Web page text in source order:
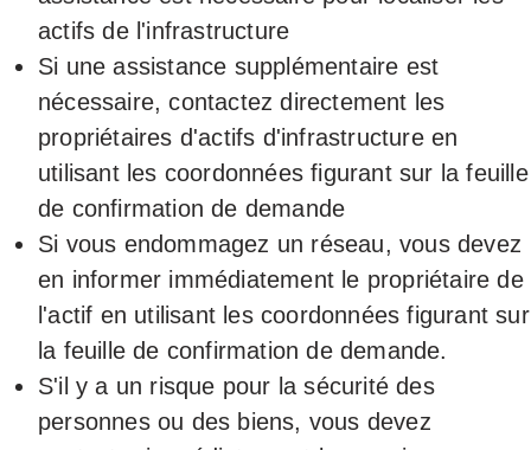
actifs de l'infrastructure
Si une assistance supplémentaire est
nécessaire, contactez directement les
propriétaires d'actifs d'infrastructure en
utilisant les coordonnées figurant sur la feuille
de confirmation de demande
Si vous endommagez un réseau, vous devez
en informer immédiatement le propriétaire de
l'actif en utilisant les coordonnées figurant sur
la feuille de confirmation de demande.
S'il y a un risque pour la sécurité des
personnes ou des biens, vous devez